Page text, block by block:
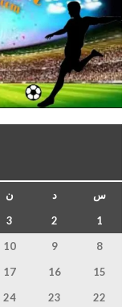
س د ن
1
2
3
8
9
10
15
16
17
22
23
24